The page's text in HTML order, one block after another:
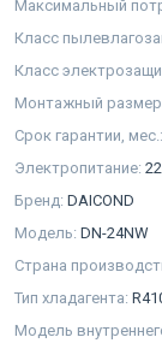
Максимальный
Класс
Класс
Монтажный размер
Срок гарантии, мес.:
Электропитание:
Бренд: DAICOND
Модель: DN-24NW
Страна
Тип хладагента:
Модель